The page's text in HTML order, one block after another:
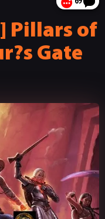
Pillars of
Gate